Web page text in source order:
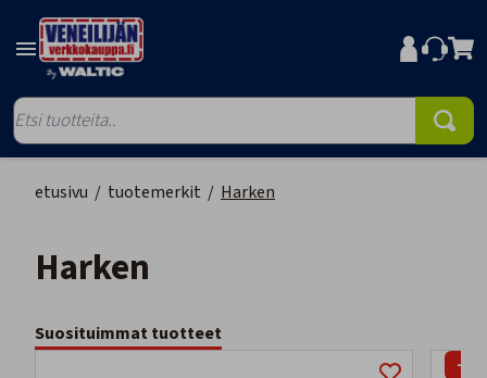
etusivu / tuotemerkit / Harken
Harken
Suosituimmat tuotteet
-